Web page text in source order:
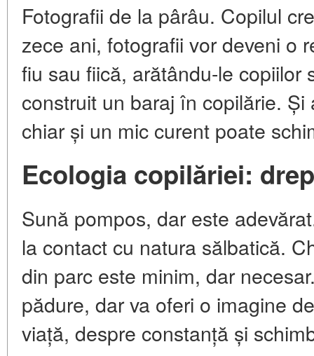
Fotografii de la pârâu. Copilul
zece ani, fotografii vor deveni o
fiu sau fiică, arătându-le copiilor
construit un baraj în copilărie.
chiar și un mic curent poate
Ecologia copilăriei:
Sună pompos, dar este
la contact cu natura sălbatică.
din parc este minim, dar
pădure, dar va oferi o imagine
viață, despre constanță și